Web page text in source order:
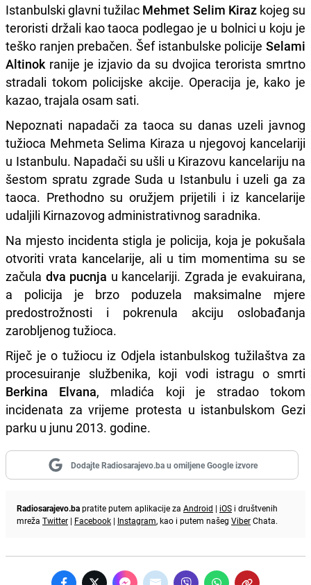
Istanbulski glavni tužilac Mehmet Selim Kirazkojeg su
teroristi držali kao taoca podlegao je u bolnici u koju je
teško ranjen prebačen. Šef istanbulske policije Selami
Altinok ranije je izjavio da su dvojica terorista smrtno
stradali tokom policijske akcije. Operacija je, kako je
kazao, trajala osam sati.
Nepoznati napadači za taoca su danas uzeli javnog
tužioca Mehmeta Selima Kiraza u njegovoj kancelariji
u Istanbulu. Napadači su ušli u Kirazovu kancelariju na
šestom spratu zgrade Suda u Istanbulu i uzeli ga za
taoca. Prethodno su oružjem prijetili i iz kancelarije
udaljili Kirnazovog administrativnog saradnika.
Na mjesto incidenta stigla je policija, koja je pokušala
otvoriti vrata kancelarije, ali u tim momentima su se
začula dva pucnja u kancelariji. Zgrada je evakuirana,
a policija je brzo poduzela maksimalne mjere
predostrožnosti i pokrenula akciju oslobađanja
zarobljenog tužioca.
Riječ je o tužiocu iz Odjela istanbulskog tužilaštva za
procesuiranje službenika, koji vodi istragu o smrti
Berkina Elvana, mladića koji je stradao tokom
incidenata za vrijeme protesta u istanbulskom Gezi
parku u junu 2013. godine.
Dodajte Radiosarajevo.ba u omiljene Google izvore
Radiosarajevo.bapratite putem aplikacije za Android | iOS i društvenih
mreža Twitter | Facebook | Instagram, kao i putem našeg ViberChata.